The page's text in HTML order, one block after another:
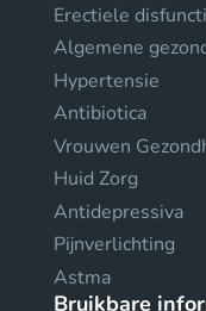
Erectiele
Algemene
Hypertensie
Antibiotica
Vrouwen
Huid Zorg
Antidepressiva
Pijnverlichting
Astma
Bruikbare